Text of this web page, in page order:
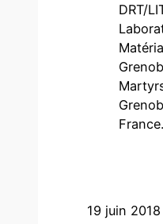
19 juin 2018
DRT/
France.